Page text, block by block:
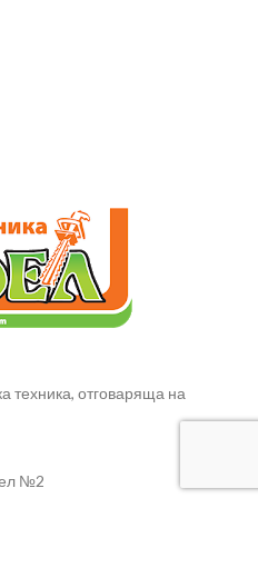
техника, отговаряща на
№2